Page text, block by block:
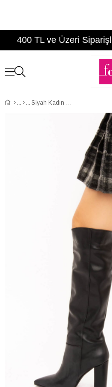
400 TL ve Üzeri
Siyah Kadın Çizme E922911509